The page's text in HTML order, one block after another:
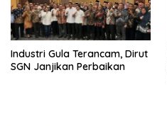
Industri Gula Terancam, Dirut
SGN Janjikan Perbaikan